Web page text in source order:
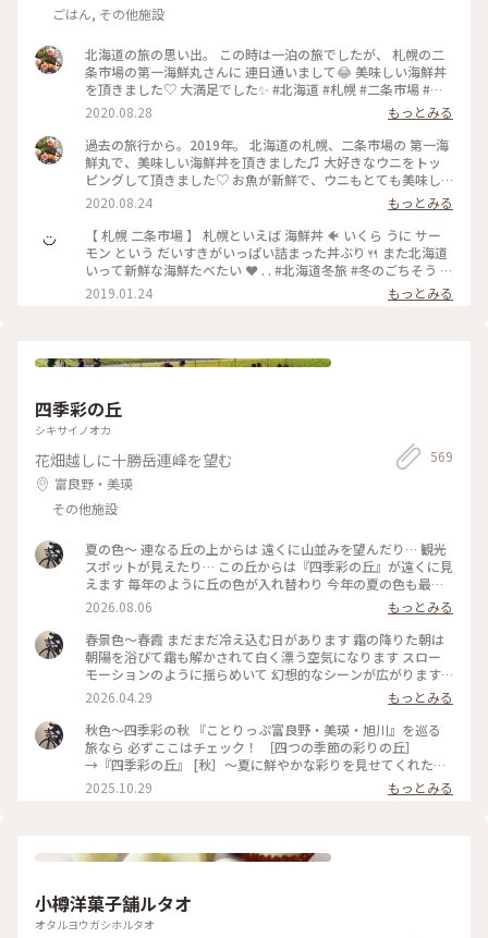
ごはん, その他施設
北海道の旅の思い出。 この時は一泊の旅でしたが、 札幌の二
条市場の第一海鮮丸さんに 連日通いまして😂 美味しい海鮮丼
を頂きました♡ 大満足でした✨ #北海道 #札幌 #二条市場 #第
一海鮮丸 #わたしの旅 #海鮮丼 #旅行 #旅
2020.08.28
もっとみる
過去の旅行から。2019年。 北海道の札幌、二条市場の 第一海
鮮丸で、美味しい海鮮丼を頂きました♫ 大好きなウニをトッ
ピングして頂きました♡ お魚が新鮮で、ウニもとても美味し
くて✨ 大満足でした(^-^) また食べに行きたいなぁ、、、✨ #
北海道 #札幌 #札幌二条市場 #わたしの旅 #第一海鮮丸 #海鮮丼
#旅行
2020.08.24
もっとみる
【 札幌 二条市場 】 札幌といえば 海鮮丼 🐠 いくら うに サー
モン という だいすきがいっぱい詰まった丼ぶり🍴 また北海道
いって新鮮な海鮮たべたい ❤︎ . . #北海道冬旅 #冬のごちそう #
北海道 #二条市場
2019.01.24 もっとみる
四季彩の丘
シキサイノオカ
花畑越しに十勝岳連峰を望む
富良野・美瑛
その他施設
569
夏の色〜 連なる丘の上からは 遠くに山並みを望んだり… 観光
スポットが見えたり… この丘からは『四季彩の丘』が遠くに見
えます 毎年のように丘の色が入れ替わり 今年の夏の色も最高
に美しい輝きを見せてくれています 真夏の待望の麦刈りの様
子や麦稈ロールは… タイミングが合わなければ出会えません
① 手前の小麦畑も収穫が終わった後でした… ② 麦畑の道路際
には…ワイルドキャロットだけでなく〈ヒヨドリバナ〉との共
演もカワイイです #ひみつの絶景 #丘のある風景 #ひみつの絶
ポットは〜遠くに見える〈四季彩の丘〉にしました *麦刈りが
どんどん進んでいて…追いつきません
2026.08.06
もっとみる
春景色〜春霞 まだまだ冷え込む日があります 霜の降りた朝は
朝陽を浴びて霜も解かされて白く漂う空気になります スロー
モーションのように揺らめいて 幻想的なシーンが広がります #
丘のある風景 #山のある風景 #ひみつの絶景北海道 #美しい朝
#美しい空 #春景色 #春色 #春霞 *スポットは②の『四季彩の
丘』 まだ花畑ではありませんが…もうすぐです！ 秋のあの日
のくすみ色もステキでしたが… 春のこの色も美しかったです
2026.04.29
もっとみる
秋色〜四季彩の秋 『ことりっぷ富良野・美瑛・旭川』を巡る
旅なら 必ずここはチェック！ ［四つの季節の彩りの丘］
→『四季彩の丘』 [秋］〜夏に鮮やかな彩りを見せてくれた
花々や木々は くすみ色へと移り変わりました 花びらが散った
り… 葉や茎の色も落ち… まるで…冬へ向かう冷たい空気を纏
ょう 彩りの移り変わりと共にお客様の数も秋から冬へとスラ
丘はマットなくすみ色の美しさに包まれます #ことりっぷと一
緒 #秋景色 #丘のある風景 #秋の装い #山のある風景 #くすみ色
2025.10.29 もっとみる
小樽洋菓子舗ルタオ
オタルヨウガシホルタオ